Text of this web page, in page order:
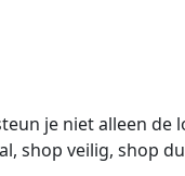
je niet alleen de
shop veilig, shop